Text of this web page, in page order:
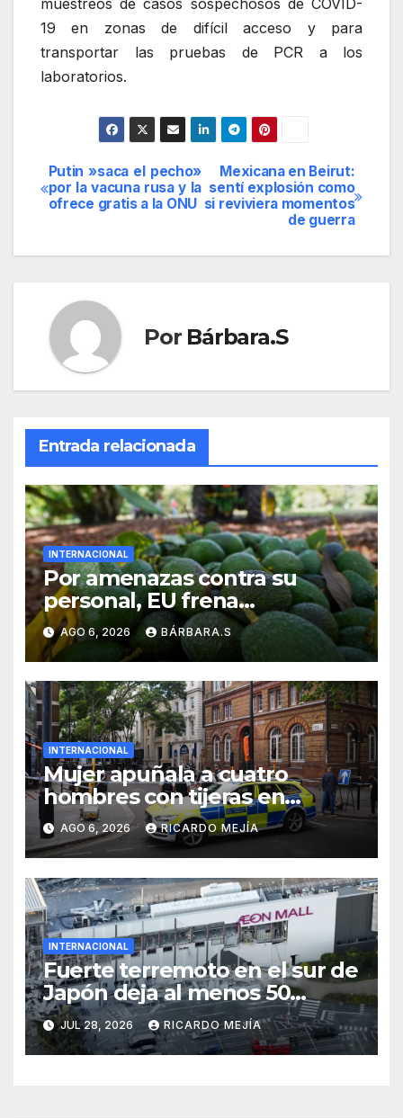
muestreos de casos sospechosos de COVID-
19 en zonas de difícil acceso y para
transportar las pruebas de PCR a los
laboratorios.
Navegación
de
entradas
Mexicana en Beirut:
sentí explosión como
si reviviera momentos
de guerra
Putin »saca el pecho»
por la vacuna rusa y la
ofrece gratis a la ONU
Por Bárbara.S
Entrada relacionada
INTERNACIONAL
Por amenazas contra su
personal, EU frena
exportación de aguacate
AGO 6, 2026 BÁRBARA.S
INTERNACIONAL
Mujer apuñala a cuatro
hombres con tijeras en
Londres: «Es una persona sin
hogar»
AGO 6, 2026 RICARDO MEJÍA
INTERNACIONAL
Fuerte terremoto en el sur de
Japón deja al menos 50
heridos
JUL 28, 2026 RICARDO MEJÍA